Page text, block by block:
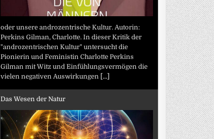
oder unsere androzentrische Kultur. Autorin:
Perkins Gilman, Charlotte. In dieser Kritik der
"androzentrischen Kultur" untersucht die
Pionierin und Feministin Charlotte Perkins
Gilman mit Witz und Einfühlungsvermögen die
vielen negativen Auswirkungen [...]
Das Wesen der Natur